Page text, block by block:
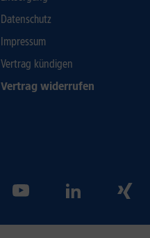
Datenschutz
Impressum
Vertrag kündigen
Vertrag widerrufen